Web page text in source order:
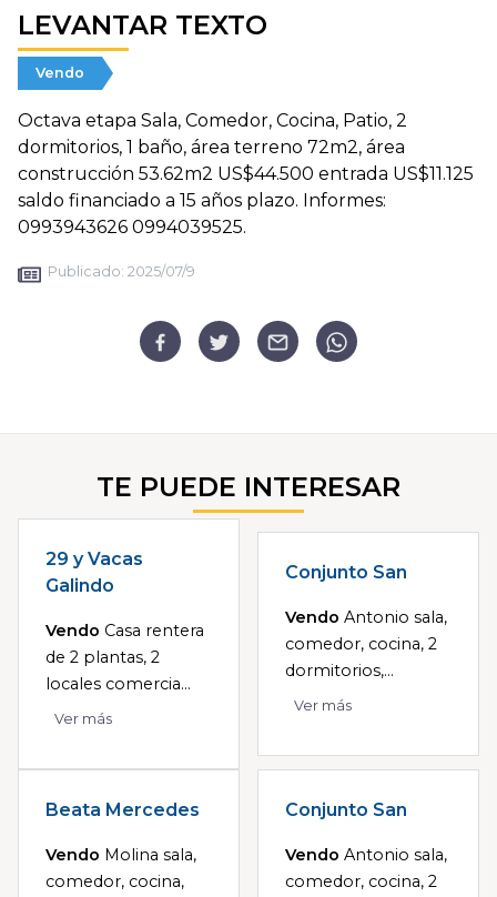
LEVANTAR TEXTO
Vendo
Octava etapa Sala, Comedor, Cocina, Patio, 2
dormitorios, 1 baño, área terreno 72m2, área
construcción 53.62m2 US$44.500 entrada US$11.125
saldo financiado a 15 años plazo. Informes:
0993943626 0994039525.
Publicado: 2025/07/9
TE PUEDE INTERESAR
29 y Vacas
Galindo
Vendo Casa rentera
de 2 plantas, 2
locales comercia...
Ver más
Conjunto San
Vendo Antonio sala,
comedor, cocina, 2
dormitorios,...
Ver más
Beata Mercedes
Vendo Molina sala,
comedor, cocina,
Conjunto San
Vendo Antonio sala,
comedor, cocina, 2